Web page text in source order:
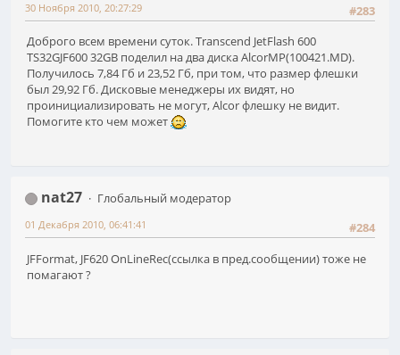
#283
30 Ноября 2010, 20:27:29
Доброго всем времени суток. Transcend JetFlash 600
TS32GJF600 32GB поделил на два диска AlcorMP(100421.MD).
Получилось 7,84 Гб и 23,52 Гб, при том, что размер флешки
был 29,92 Гб. Дисковые менеджеры их видят, но
проинициализировать не могут, Alcor флешку не видит.
Помогите кто чем может
nat27
Глобальный модератор
#284
01 Декабря 2010, 06:41:41
JFFormat, JF620 OnLineRec(ссылка в пред.сообщении) тоже не
помагают ?